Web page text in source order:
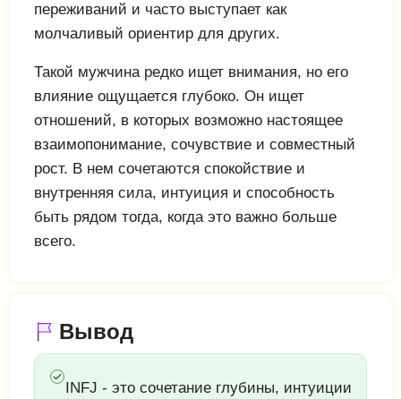
переживаний и часто выступает как
молчаливый ориентир для других.
Такой мужчина редко ищет внимания, но его
влияние ощущается глубоко. Он ищет
отношений, в которых возможно настоящее
взаимопонимание, сочувствие и совместный
рост. В нем сочетаются спокойствие и
внутренняя сила, интуиция и способность
быть рядом тогда, когда это важно больше
всего.
Вывод
INFJ - это сочетание глубины, интуиции